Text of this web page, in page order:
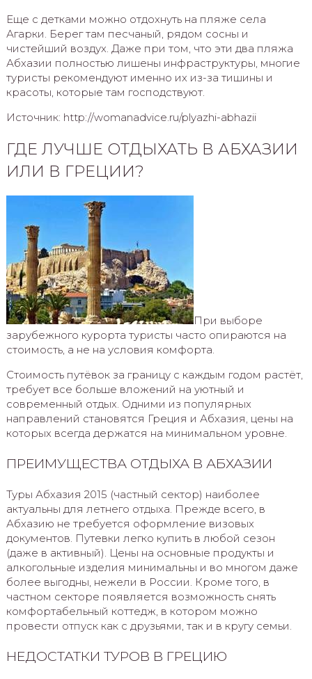
Еще с детками можно отдохнуть на пляже села
Агарки. Берег там песчаный, рядом сосны и
чистейший воздух. Даже при том, что эти два пляжа
Абхазии полностью лишены инфраструктуры, многие
туристы рекомендуют именно их из-за тишины и
красоты, которые там господствуют.
Источник: http://womanadvice.ru/plyazhi-abhazii
ГДЕ ЛУЧШЕ ОТДЫХАТЬ В АБХАЗИИ
ИЛИ В ГРЕЦИИ?
При выборе
зарубежного курорта туристы часто опираются на
стоимость, а не на условия комфорта.
Стоимость путёвок за границу с каждым годом растёт,
требует все больше вложений на уютный и
современный отдых. Одними из популярных
направлений становятся Греция и Абхазия, цены на
которых всегда держатся на минимальном уровне.
ПРЕИМУЩЕСТВА ОТДЫХА В АБХАЗИИ
Туры Абхазия 2015 (частный сектор) наиболее
актуальны для летнего отдыха. Прежде всего, в
Абхазию не требуется оформление визовых
документов. Путевки легко купить в любой сезон
(даже в активный). Цены на основные продукты и
алкогольные изделия минимальны и во многом даже
более выгодны, нежели в России. Кроме того, в
частном секторе появляется возможность снять
комфортабельный коттедж, в котором можно
провести отпуск как с друзьями, так и в кругу семьи.
НЕДОСТАТКИ ТУРОВ В ГРЕЦИЮ